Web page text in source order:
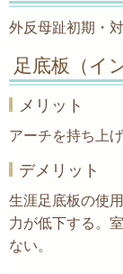
外反母趾初期・
足底板（イ
メリット
アーチを持ち上
デメリット
生涯足底板の使
力が低下する。
ない。